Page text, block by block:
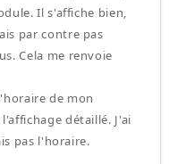
Il s'affiche bien,
par contre pas
Cela me renvoie
de mon
détaillé. J'ai
pas l'horaire.